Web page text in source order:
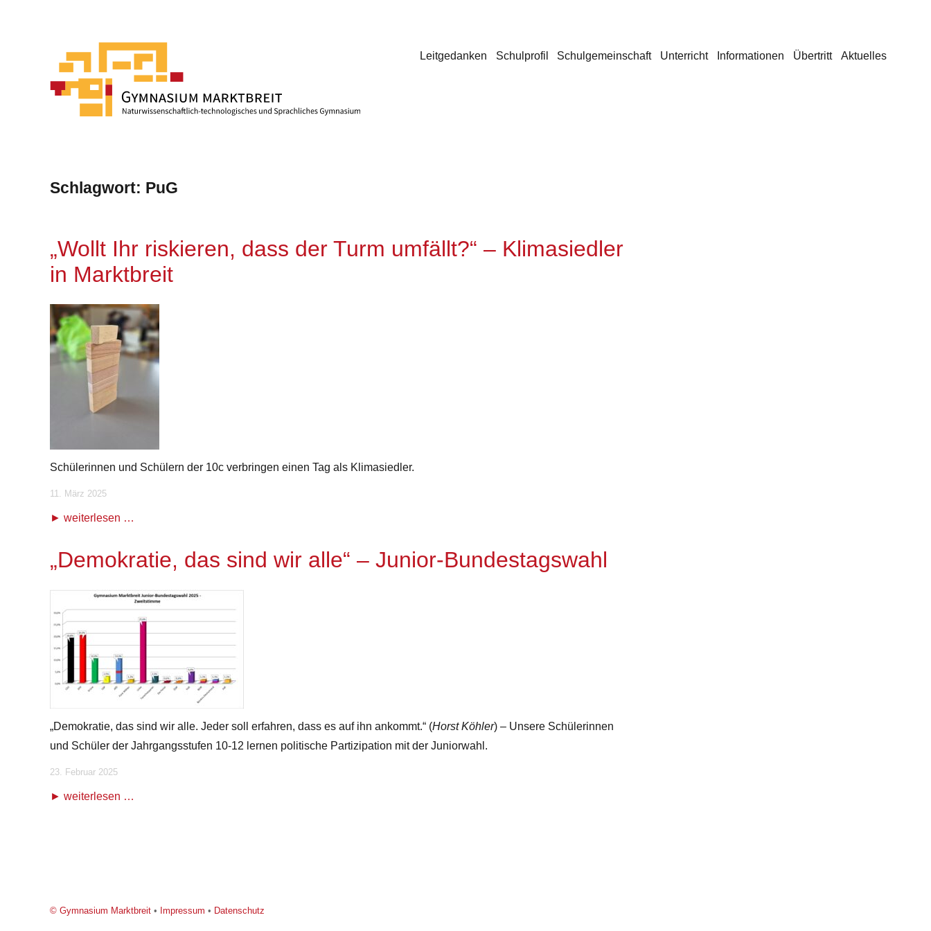
Leitgedanken Schulprofil Schulgemeinschaft Unterricht Informationen Übertritt Aktuelles
Schlagwort: PuG
„Wollt Ihr riskieren, dass der Turm umfällt?“ – Klimasiedler
in Marktbreit
Schülerinnen und Schülern der 10c verbringen einen Tag als Klimasiedler.
11. März 2025
weiterlesen …
„Demokratie, das sind wir alle“ – Junior-Bundestagswahl
„Demokratie, das sind wir alle. Jeder soll erfahren, dass es auf ihn ankommt.“ (Horst Köhler) – Unsere Schülerinnen
und Schüler der Jahrgangsstufen 10-12 lernen politische Partizipation mit der Juniorwahl.
23. Februar 2025
weiterlesen …
© Gymnasium Marktbreit • Impressum • Datenschutz